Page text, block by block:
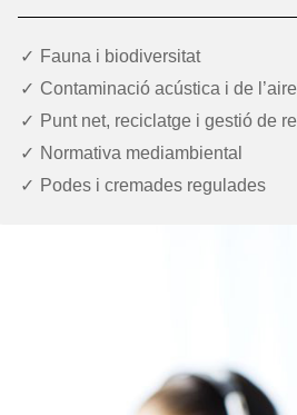
Fauna i biodiversitat
Contaminació acústica i de l’aire
Punt net, reciclatge i gestió de
Normativa mediambiental
Podes i cremades regulades